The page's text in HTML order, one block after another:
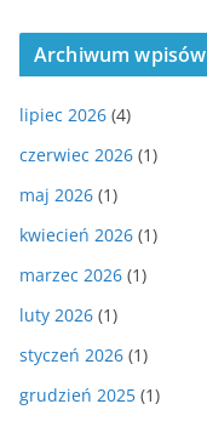
Archiwum wpisów
lipiec 2026 (4)
czerwiec 2026 (1)
maj 2026 (1)
kwiecień 2026 (1)
marzec 2026 (1)
luty 2026 (1)
styczeń 2026 (1)
grudzień 2025 (1)